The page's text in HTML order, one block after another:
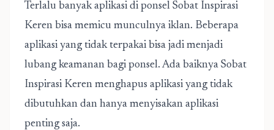
Terlalu banyak aplikasi di ponsel Sobat Inspirasi
Keren bisa memicu munculnya iklan. Beberapa
aplikasi yang tidak terpakai bisa jadi menjadi
lubang keamanan bagi ponsel. Ada baiknya Sobat
Inspirasi Keren menghapus aplikasi yang tidak
dibutuhkan dan hanya menyisakan aplikasi
penting saja.